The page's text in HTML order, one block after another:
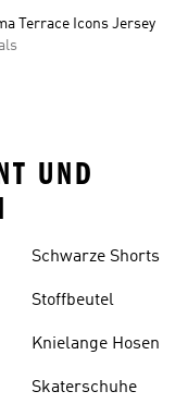
Terrace Icons Jersey
UND
Schwarze Shorts
Stoffbeutel
Knielange Hosen
Skaterschuhe